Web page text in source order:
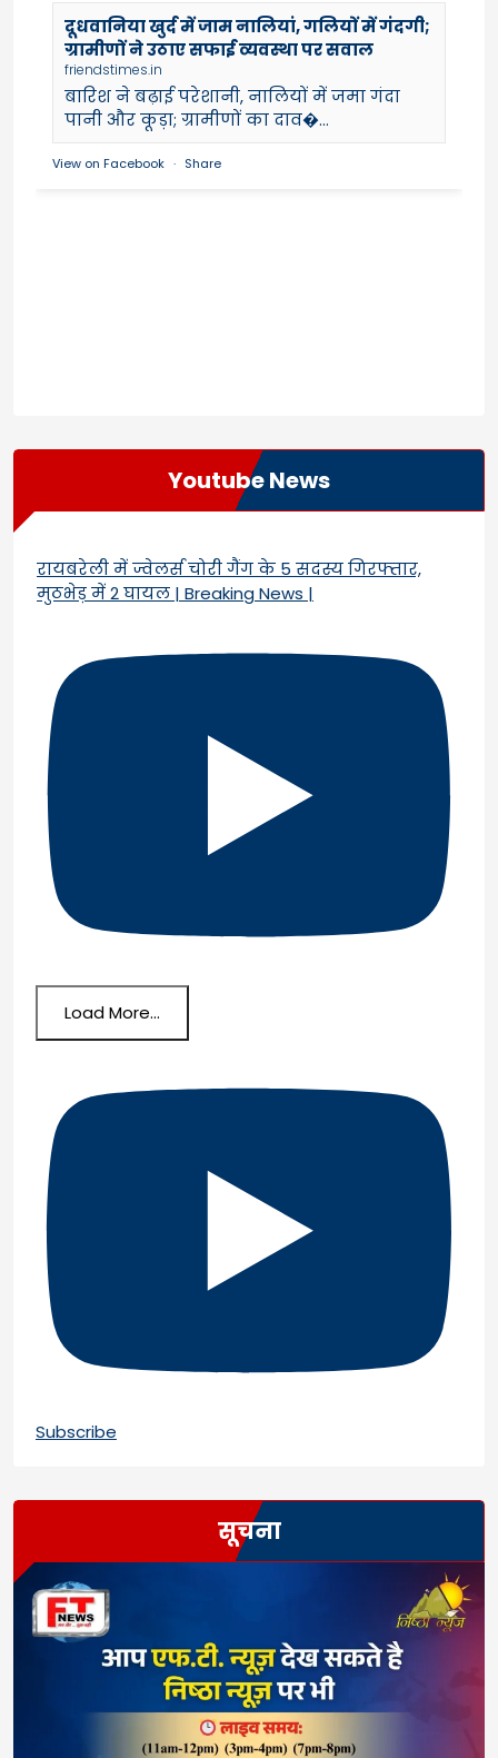
दूधवानिया खुर्द में जाम नालियां, गलियों में गंदगी;
ग्रामीणों ने उठाए सफाई व्यवस्था पर सवाल
friendstimes.in
बारिश ने बढ़ाई परेशानी, नालियों में जमा गंदा
पानी और कूड़ा; ग्रामीणों का दाव�...
View on Facebook · Share
Youtube News
रायबरेली में ज्वेलर्स चोरी गैंग के 5 सदस्य गिरफ्तार,
मुठभेड़ में 2 घायल | Breaking News |
Load More...
Subscribe
सूचना